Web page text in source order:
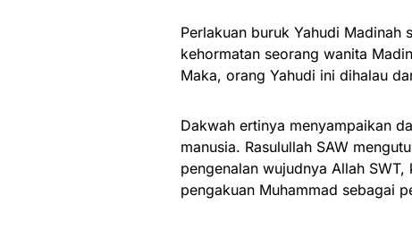
Perlakuan buruk Yahudi Madinah
kehormatan seorang wanita
Maka, orang Yahudi ini dihalau
Dakwah ertinya menyampaikan
manusia. Rasulullah SAW
pengenalan wujudnya Allah
pengakuan Muhammad sebagai